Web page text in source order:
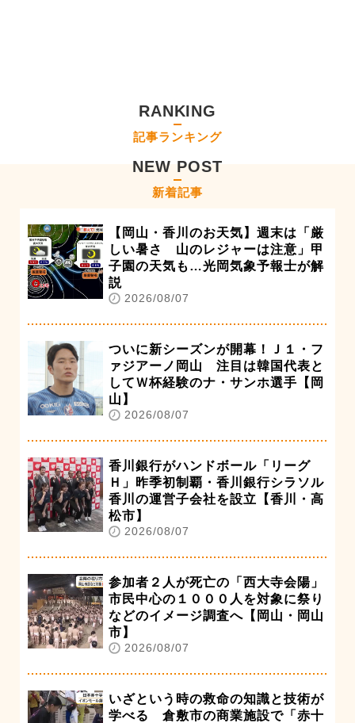
RANKING
記事ランキング
NEW POST
新着記事
【岡山・香川のお天気】週末は「厳
しい暑さ 山のレジャーは注意」甲
子園の天気も…光岡気象予報士が解
説
2026/08/07
ついに新シーズンが開幕！Ｊ１・フ
ァジアーノ岡山 注目は韓国代表と
してＷ杯経験のナ・サンホ選手【岡
山】
2026/08/07
香川銀行がハンドボール「リーグ
Ｈ」昨季初制覇・香川銀行シラソル
香川の運営子会社を設立【香川・高
松市】
2026/08/07
参加者２人が死亡の「西大寺会陽」
市民中心の１０００人を対象に祭り
などのイメージ調査へ【岡山・岡山
市】
2026/08/07
いざという時の救命の知識と技術が
学べる 倉敷市の商業施設で「赤十